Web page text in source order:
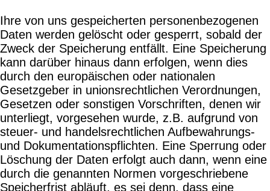
Ihre von uns gespeicherten personenbezogenen
Daten werden gelöscht oder gesperrt, sobald der
Zweck der Speicherung entfällt. Eine Speicherung
kann darüber hinaus dann erfolgen, wenn dies
durch den europäischen oder nationalen
Gesetzgeber in unionsrechtlichen Verordnungen,
Gesetzen oder sonstigen Vorschriften, denen wir
unterliegt, vorgesehen wurde, z.B. aufgrund von
steuer- und handelsrechtlichen Aufbewahrungs-
und Dokumentationspflichten. Eine Sperrung oder
Löschung der Daten erfolgt auch dann, wenn eine
durch die genannten Normen vorgeschriebene
Speicherfrist abläuft, es sei denn, dass eine